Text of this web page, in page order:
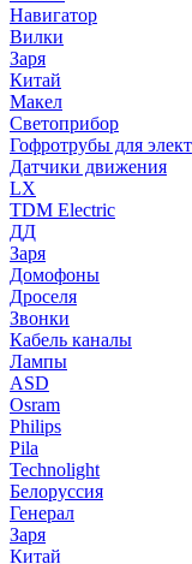
Навигатор
Вилки
Заря
Китай
Макел
Светоприбор
Гофротрубы для
Датчики движения
LX
TDM Electric
ДД
Заря
Домофоны
Дроселя
Звонки
Кабель каналы
Лампы
ASD
Osram
Philips
Pila
Technolight
Белоруссия
Генерал
Заря
Китай